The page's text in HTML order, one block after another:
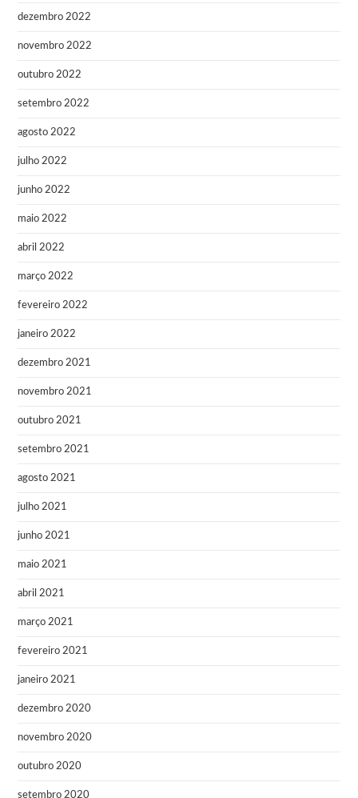
dezembro 2022
novembro 2022
outubro 2022
setembro 2022
agosto 2022
julho 2022
junho 2022
maio 2022
abril 2022
março 2022
fevereiro 2022
janeiro 2022
dezembro 2021
novembro 2021
outubro 2021
setembro 2021
agosto 2021
julho 2021
junho 2021
maio 2021
abril 2021
março 2021
fevereiro 2021
janeiro 2021
dezembro 2020
novembro 2020
outubro 2020
setembro 2020